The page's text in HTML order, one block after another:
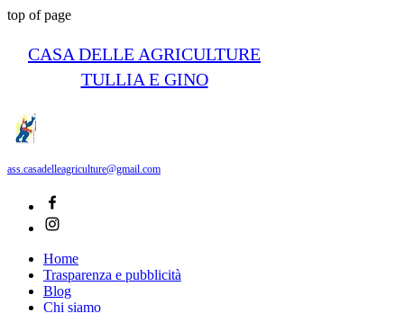
top of page
CASA DELLE AGRICULTURE
TULLIA E GINO
ass.casadelleagriculture@gmail.com
Home
Trasparenza e pubblicità
Blog
Chi siamo